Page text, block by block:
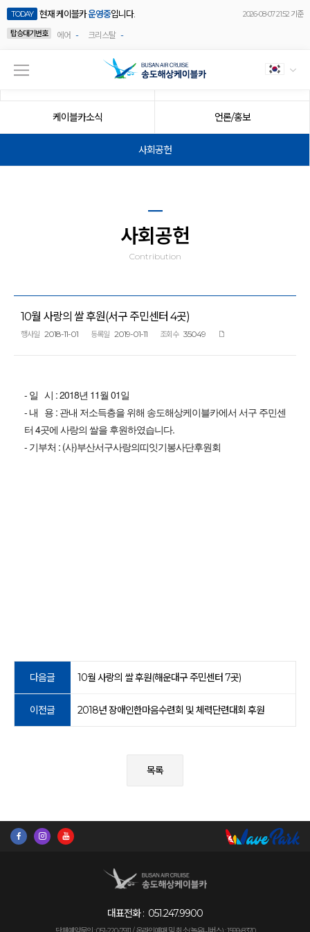
TODAY 현재 케이블카운영중입니다.
2026-08-07 21:52 기준
탑승대기번호
에어 - 크리스탈 -
케이블카소식 언론/홍보
사회공헌
사회공헌
Contribution
10월 사랑의 쌀 후원(서구 주민센터 4곳)
행사일 2018-11-01 등록일 2019-01-11 조회수 35049
- 일 시 : 2018년 11월 01일
- 내 용 : 관내 저소득층을 위해 송도해상케이블카에서 서구 주민센
터 4곳에 사랑의 쌀을 후원하였습니다.
- 기부처 : (사)부산서구사랑의띠잇기봉사단후원회
다음글 10월 사랑의 쌀 후원(해운대구 주민센터 7곳)
이전글 2018년 장애인한마음수련회 및 체력단련대회 후원
목록
대표전화 : 051.247.9900